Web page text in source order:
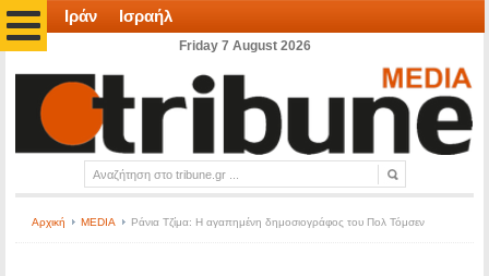
Ιράν Ισραήλ
Friday 7 August 2026
Αρχική MEDIA Ράνια Τζίμα: Η αγαπημένη δημοσιογράφος του Πολ Τόμσεν